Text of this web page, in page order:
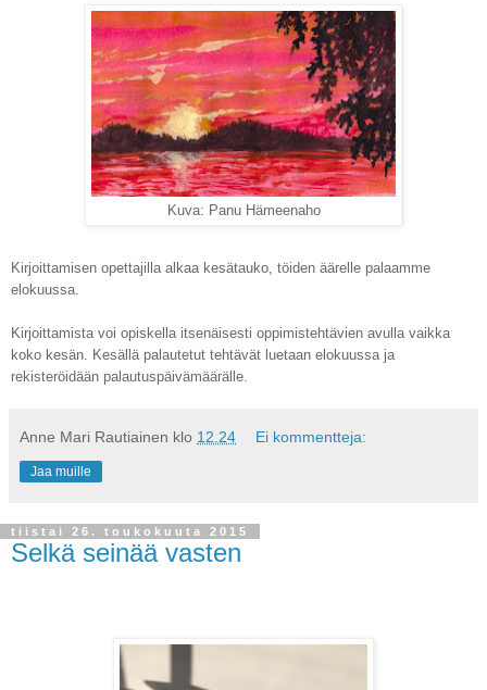
Kuva: Panu Hämeenaho
Kirjoittamisen opettajilla alkaa kesätauko, töiden äärelle palaamme
elokuussa.
Kirjoittamista voi opiskella itsenäisesti oppimistehtävien avulla vaikka
koko kesän. Kesällä palautetut tehtävät luetaan elokuussa ja
rekisteröidään palautuspäivämäärälle.
Anne Mari Rautiainen klo 12.24 Ei kommentteja:
Jaa muille
tiistai 26. toukokuuta 2015
Selkä seinää vasten